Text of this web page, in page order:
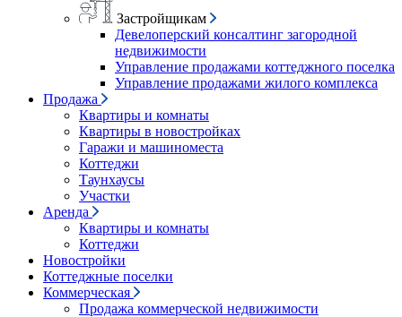
Застройщикам
Девелоперский консалтинг загородной
недвижимости
Управление продажами коттеджного поселка
Управление продажами жилого комплекса
Продажа
Квартиры и комнаты
Квартиры в новостройках
Гаражи и машиноместа
Коттеджи
Таунхаусы
Участки
Аренда
Квартиры и комнаты
Коттеджи
Новостройки
Коттеджные поселки
Коммерческая
Продажа коммерческой недвижимости